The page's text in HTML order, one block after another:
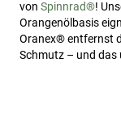
von Spinnrad®!
Orangenölbasis
Oranex® entfernst
Schmutz – und